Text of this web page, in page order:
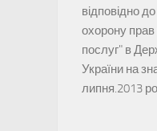
відповідно
охорону прав
послуг" в
України на
липня.2013